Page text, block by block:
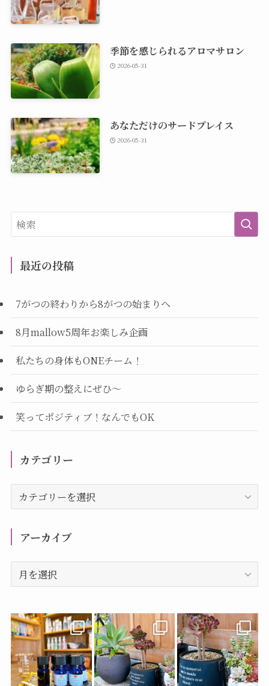
季節を感じられるアロマサロン
2026-05-31
あなただけのサードプレイス
2026-05-31
最近の投稿
7がつの終わりから8がつの始まりへ
8月mallow5周年お楽しみ企画
私たちの身体もONEチーム！
ゆらぎ期の整えにぜひ～
笑ってポジティブ！なんでもOK
カテゴリー
テ
アーカイブ
ー
イ
ブ